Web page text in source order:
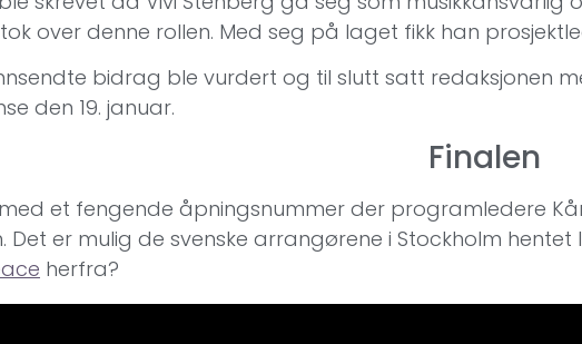
over denne rollen. Med seg på laget fikk han
bidrag ble vurdert og til slutt satt redaksjonen
den 19. januar.
Finalen
et fengende åpningsnummer der programledere
Det er mulig de svenske arrangørene i Stockholm
herfra?